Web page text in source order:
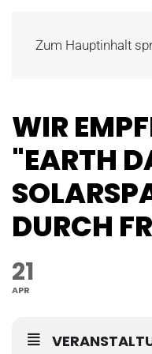
Zum Hauptinhalt
WIR
"EARTH
DURCH
21
APR